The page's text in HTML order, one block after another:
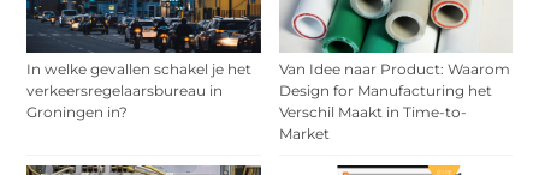
In welke gevallen schakel je het
verkeersregelaarsbureau in
Groningen in?
Van Idee naar Product: Waarom
Design for Manufacturing het
Verschil Maakt in Time-to-
Market